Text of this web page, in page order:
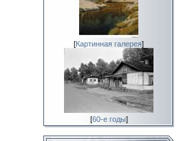
[Картинная галерея]
[60-е годы]